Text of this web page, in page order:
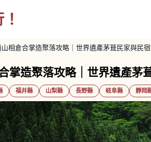
山相倉合掌造聚落攻略｜世界遺產茅葺民家與民
掌造聚落攻略｜世界遺產茅
福井縣 山梨縣 長野縣 岐阜縣 靜岡